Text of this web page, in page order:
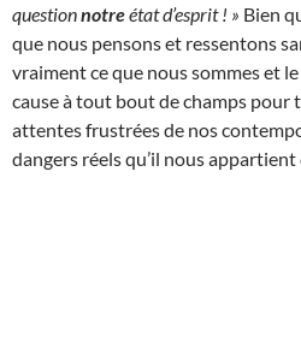
questionnotreétat d’esprit ! » Bien
que nous pensons et ressentons
vraiment ce que nous sommes et le
cause à tout bout de champs pour
attentes frustrées de nos
dangers réels qu’il nous appartient